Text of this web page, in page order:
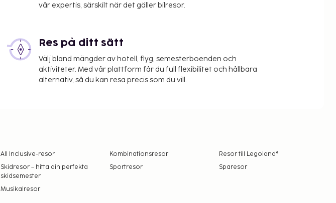
vår expertis, särskilt när det gäller bilresor.
Res på ditt sätt
Välj bland mängder av hotell, flyg, semesterboenden och
aktiviteter. Med vår plattform får du full flexibilitet och hållbara
alternativ, så du kan resa precis som du vill.
All Inclusive-resor Kombinationsresor
Resor till Legoland®
Skidresor – hitta din perfekta
skidsemester
Sportresor Sparesor
Musikalresor